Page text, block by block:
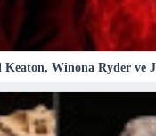
Winona Ryder ve